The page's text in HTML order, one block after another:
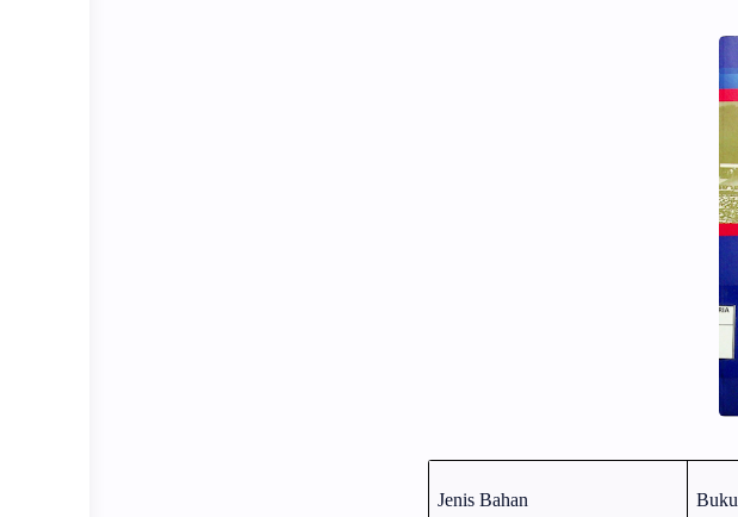
Jenis Bahan Buku